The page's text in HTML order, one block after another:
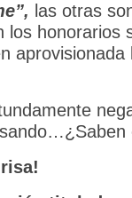
las otras
los honorarios